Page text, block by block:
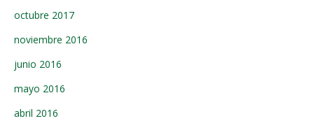
octubre 2017
noviembre 2016
junio 2016
mayo 2016
abril 2016